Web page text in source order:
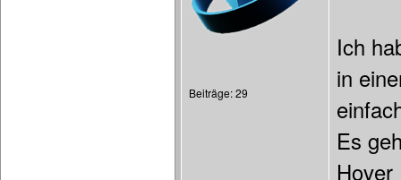
Beiträge: 29
Ich
in
Es